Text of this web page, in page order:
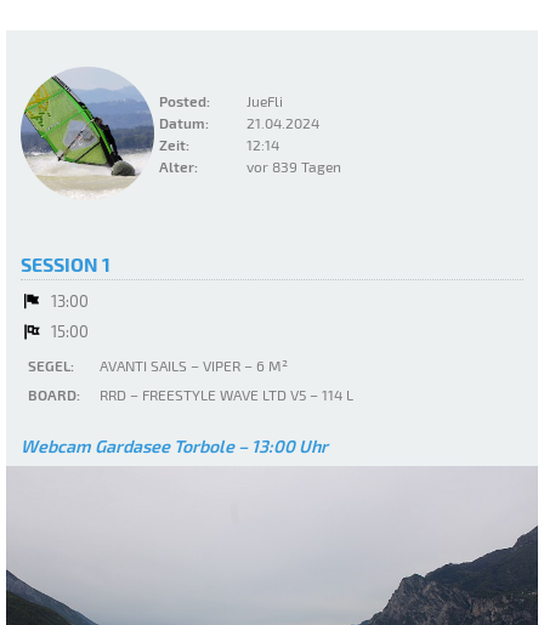
Posted:
JueFli
Datum:
21.04.2024
Zeit:
12:14
Alter:
vor 839 Tagen
SESSION 1
13:00
15:00
SEGEL:
AVANTI SAILS – VIPER – 6 M²
BOARD:
RRD – FREESTYLE WAVE LTD V5 – 114 L
Webcam Gardasee Torbole – 13:00 Uhr